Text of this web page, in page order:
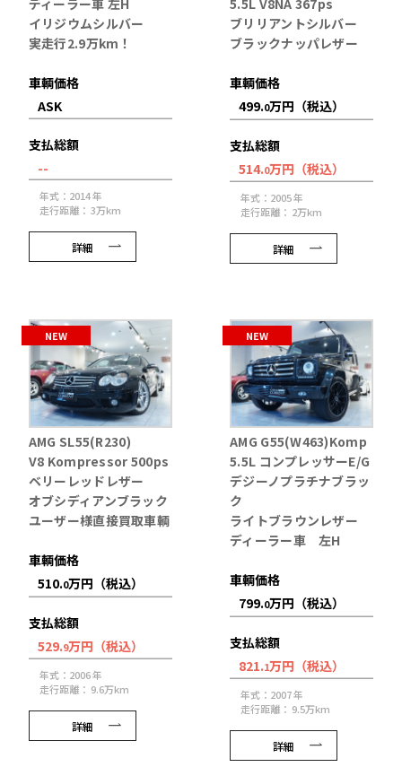
ディーラー車 左H
イリジウムシルバー
実走行2.9万km！
車輌価格
ASK
支払総額
--
年式：2014 年
走行距離： 3万km
詳細
5.5L V8NA 367ps
ブリリアントシルバー
ブラックナッパレザー
車輌価格
499.0万円（税込）
支払総額
514.0万円（税込）
年式：2005 年
走行距離： 2万km
詳細
NEW
AMG SL55(R230)
V8 Kompressor 500ps
ベリーレッドレザー
オブシディアンブラック
ユーザー様直接買取車輌
車輌価格
510.0万円（税込）
支払総額
529.9万円（税込）
年式：2006 年
走行距離： 9.6万km
詳細
NEW
AMG G55(W463)Komp
5.5L コンプレッサーE/G
デジーノプラチナブラッ
ク
ライトブラウンレザー
ディーラー車 左H
車輌価格
799.0万円（税込）
支払総額
821.1万円（税込）
年式：2007 年
走行距離： 9.5万km
詳細